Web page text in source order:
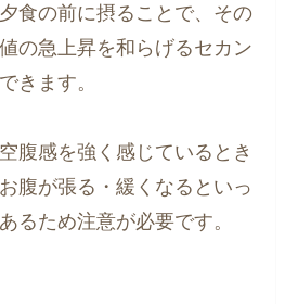
食の前に摂ることで、その
の急上昇を和らげるセカン
きます。
腹感を強く感じているとき
腹が張る・緩くなるといっ
るため注意が必要です。